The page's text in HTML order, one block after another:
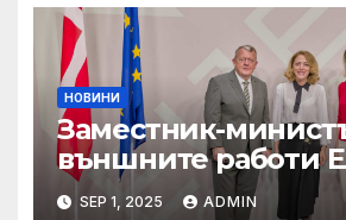
НОВИНИ
Заместник-
външните работи
Шекерлетова
SEP 1, 2025 ADMIN